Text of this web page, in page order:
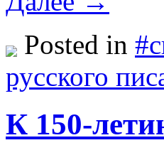
Posted in
русского
К 150-